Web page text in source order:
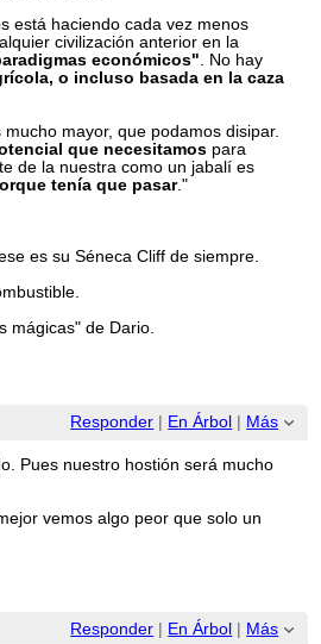
está haciendo cada vez menos
civilización anterior en la
económicos". No hay
o incluso basada en la caza
mucho mayor, que podamos disipar.
que necesitamos para
de la nuestra como un jabalí es
tenía que pasar."
es su Séneca Cliff de siempre.
mágicas" de Dario.
Responder En Árbol Más
Pues nuestro hostión será mucho
vemos algo peor que solo un
Responder | En Árbol | Más